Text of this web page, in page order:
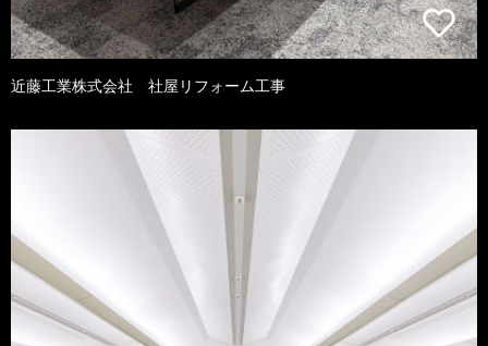
近藤工業株式会社 社屋リフォーム工事